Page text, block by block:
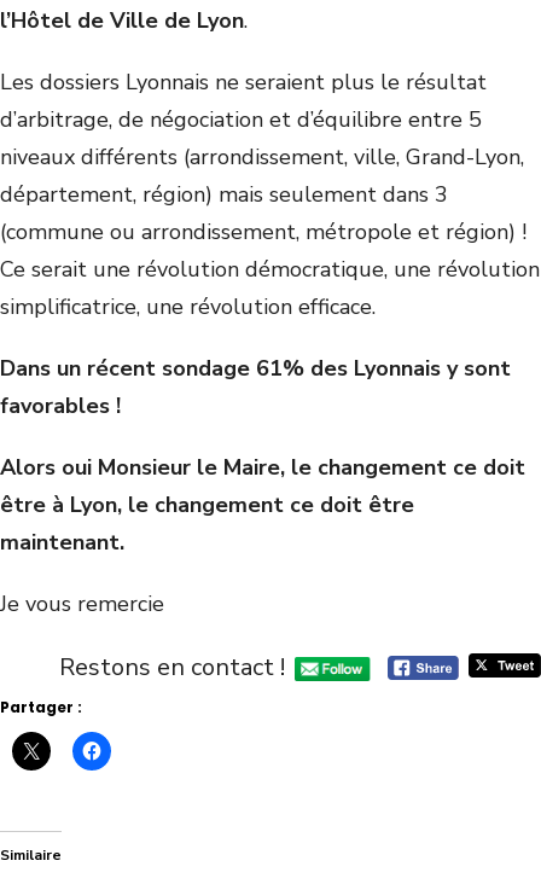
l’Hôtel de Ville de Lyon.
Les dossiers Lyonnais ne seraient plus le résultat
d’arbitrage, de négociation et d’équilibre entre 5
niveaux différents (arrondissement, ville, Grand-Lyon,
département, région) mais seulement dans 3
(commune ou arrondissement, métropole et région) !
Ce serait une révolution démocratique, une révolution
simplificatrice, une révolution efficace.
Dans un récent sondage 61% des Lyonnais y sont
favorables !
Alors oui Monsieur le Maire, le changement ce doit
être à Lyon, le changement ce doit être
maintenant.
Je vous remercie
Restons en contact !
Partager :
Similaire